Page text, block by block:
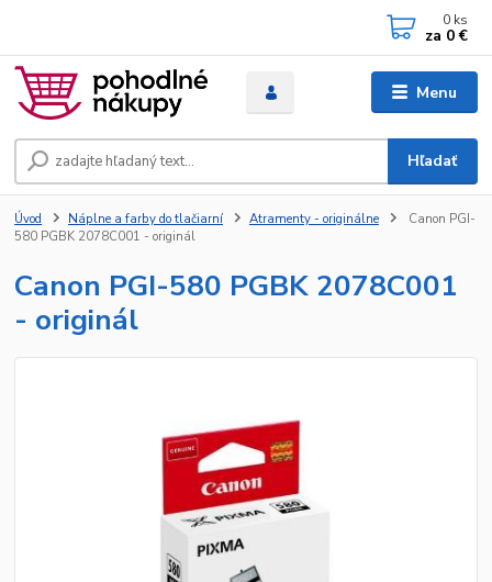
Menu
Hľadať
0 ks
za 0 €
Úvod Náplne a farby do tlačiarní Atramenty - originálne
Canon PGI-
580 PGBK 2078C001 - originál
Canon PGI-580 PGBK 2078C001
- originál